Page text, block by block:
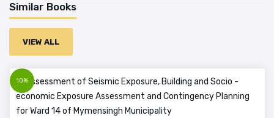
Similar Books
VIEW ALL
10%